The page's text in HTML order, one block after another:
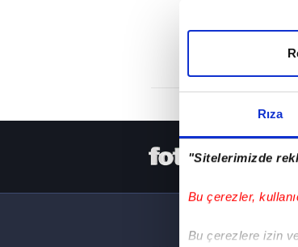
Rıza
"Sitelerimizde
Bu çerezler,
Bu çerezlere izin